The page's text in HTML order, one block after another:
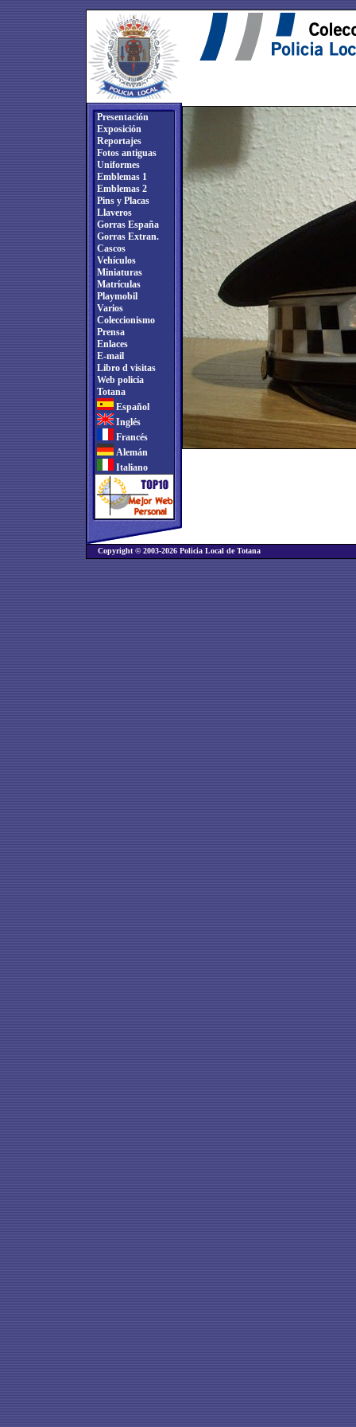
Presentación
Exposición
Reportajes
Fotos antiguas
Uniformes
Emblemas 1
Emblemas 2
Pins y Placas
Llaveros
Gorras España
Gorras Extran.
Cascos
Vehículos
Miniaturas
Matrículas
Playmobil
Varios
Coleccionismo
Prensa
Enlaces
E-mail
Libro d visitas
Web policía
Totana
Español
Inglés
Francés
Alemán
Italiano
Copyright © 2003-2026 Policia Local de Totana